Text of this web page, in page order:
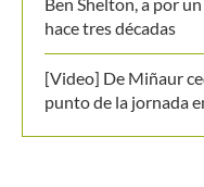
Ben Shelton, a por
hace tres décadas
[Video] De Miñaur
punto de la jornada